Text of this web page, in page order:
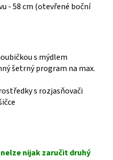
- 58 cm (otevřené boční
s mýdlem
šetrný program na max.
s rozjasňovači
nijak zaručit druhý